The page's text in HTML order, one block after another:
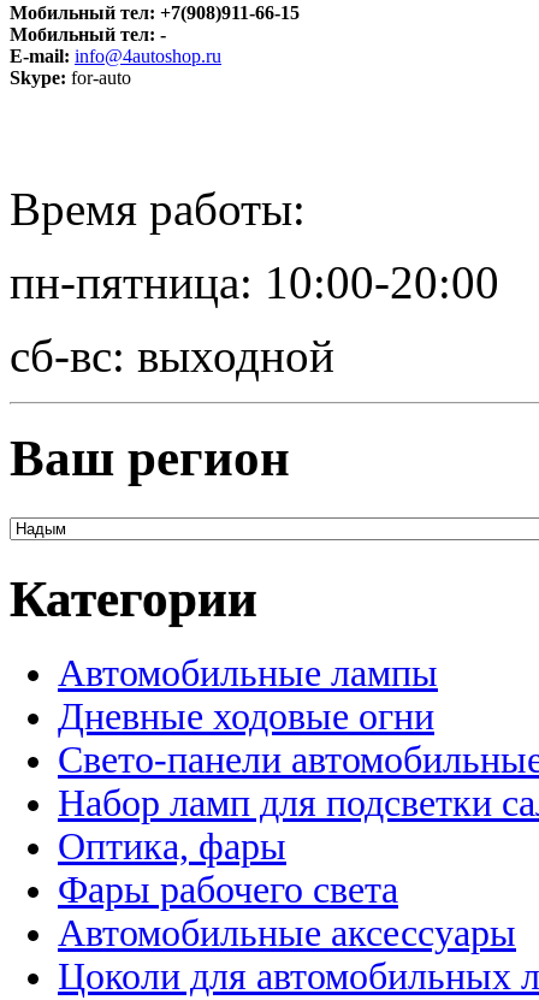
Мобильный тел: +7(908)911-66-15
Мобильный тел: -
E-mail: info@4autoshop.ru
Skype: for-auto
Время работы:
пн-пятница: 10:00-20:00
сб-вс: выходной
Ваш регион
Категории
Автомобильные лампы
Дневные ходовые огни
Свето-панели
Набор ламп для подсветки
Оптика, фары
Фары рабочего света
Автомобильные аксессуары
Цоколи для автомобильных